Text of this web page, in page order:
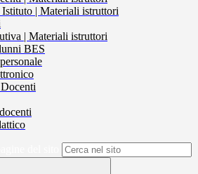
| Materiali istruttori
| Materiali istruttori
BES